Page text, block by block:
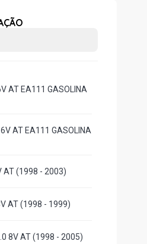
AT EA111 GASOLINA
AT EA111 GASOLINA
AT (1998 - 2003)
AT (1998 - 1999)
8V AT (1998 - 2005)